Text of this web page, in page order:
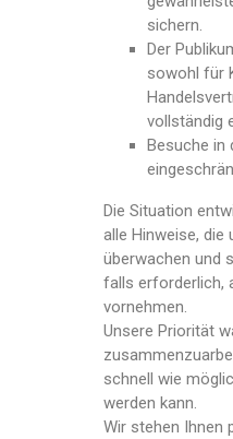
sichern.
Der
sowohl für
vollständig
Besuche in
Die Situation
alle Hinweise, die
überwachen und
falls erforderlich,
vornehmen.
Unsere Priorität
schnell wie
werden kann.
Wir stehen Ihnen